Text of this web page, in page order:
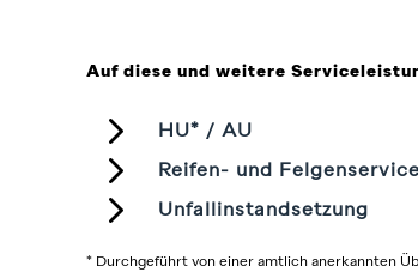
Auf diese und weitere
5 HU* / AU
5 Reifen- und Felgenservice
5 Unfallinstandsetzung
* Durchgeführt von einer amtlich anerkannten